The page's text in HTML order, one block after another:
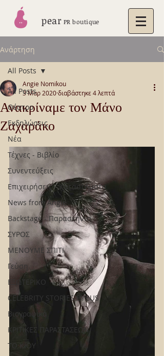
pear PR boutique
Ανάρτηση
All Posts
Θέατρο
Εκδηλώσεις
Νέα
Τέχνες - Βιβλίο
Συνεντεύξεις
Επιχειρήσεις - Καταστήματα
News from Angie
Backstage - Παρασκήνια
ΣΥΡΟΣ
ΜΕΝΟΥΜΕ ΣΠΙΤΙ
Γεύση
ΕΞΩΤΕΡΙΚΟ
CELEBRITY STORIES BYBUS
Βιογραφικά
ΚΡΙΤΙΚΕΣ ΠΑΡΑΣΤΑΣΕΩΝ
ΤΟ ΚΙΟΥ
All Posts
Ανακρίναμε τον Μάνο
Ζαχαράκο
Angie Nomikou
3 Μαρ 2020διαβάστηκε 4 λεπτά